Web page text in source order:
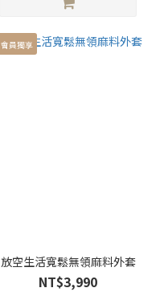
會員獨享
放空生活寬鬆無領麻料外套
NT$3,990